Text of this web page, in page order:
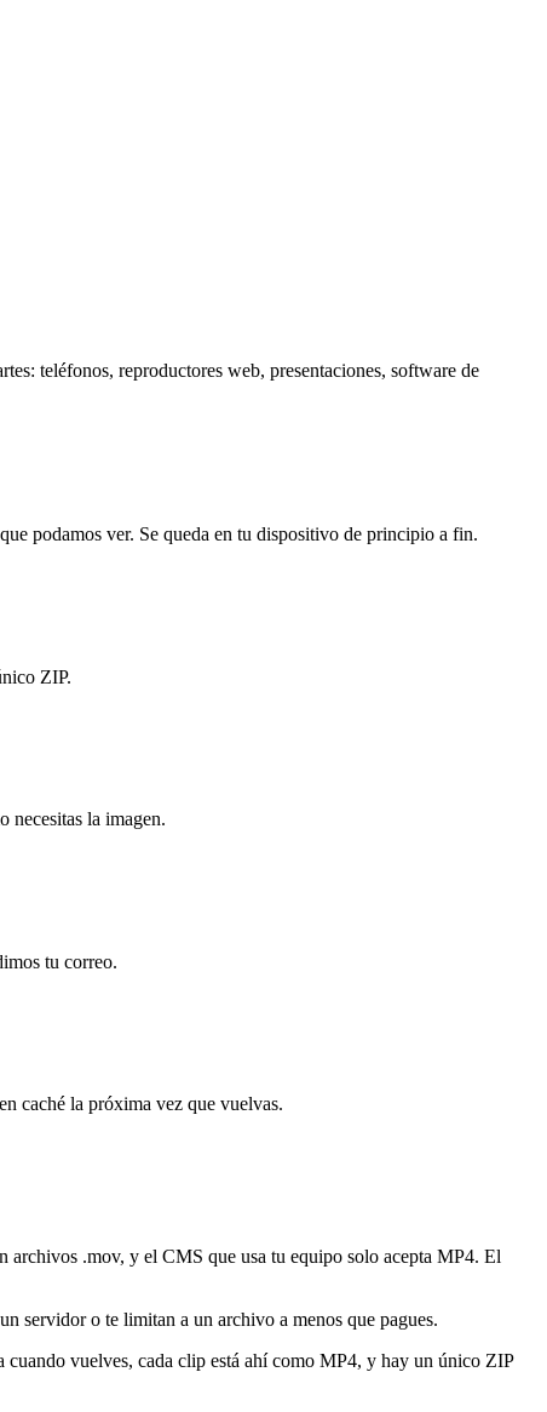
teléfonos, reproductores web, presentaciones, software de
podamos ver. Se queda en tu dispositivo de principio a fin.
ZIP.
necesitas la imagen.
tu correo.
caché la próxima vez que vuelvas.
archivos .mov, y el CMS que usa tu equipo solo acepta MP4. El
servidor o te limitan a un archivo a menos que pagues.
cuando vuelves, cada clip está ahí como MP4, y hay un único ZIP